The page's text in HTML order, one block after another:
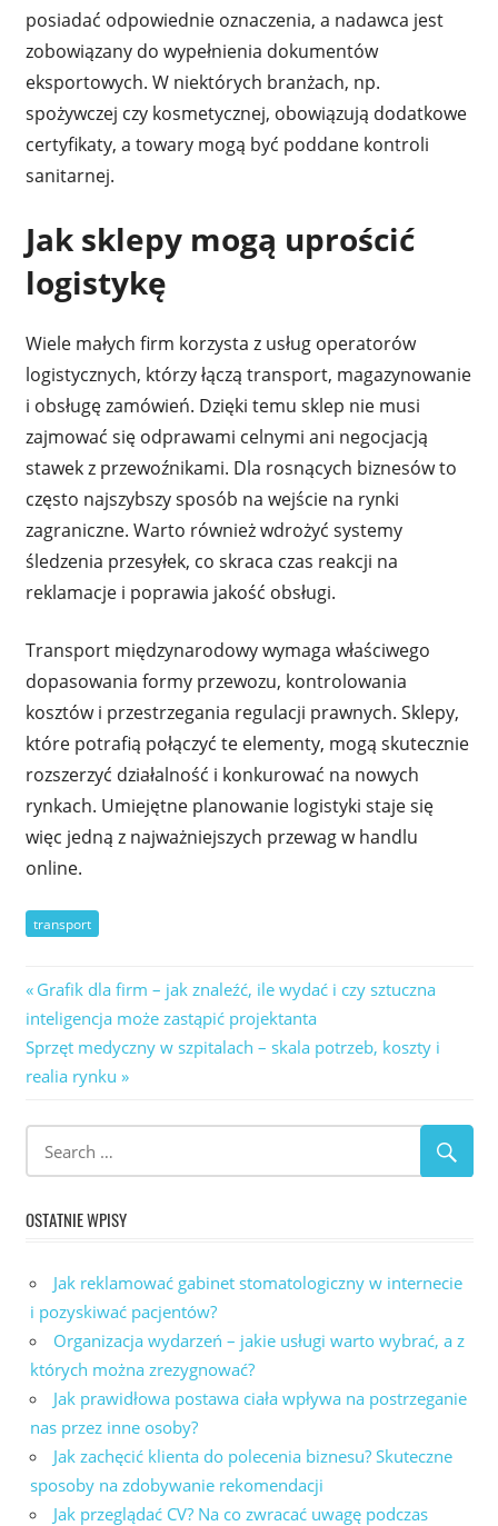
posiadać odpowiednie oznaczenia, a nadawca jest
zobowiązany do wypełnienia dokumentów
eksportowych. W niektórych branżach, np.
spożywczej czy kosmetycznej, obowiązują dodatkowe
certyfikaty, a towary mogą być poddane kontroli
sanitarnej.
Jak sklepy mogą uprościć
logistykę
Wiele małych firm korzysta z usług operatorów
logistycznych, którzy łączą transport, magazynowanie
i obsługę zamówień. Dzięki temu sklep nie musi
zajmować się odprawami celnymi ani negocjacją
stawek z przewoźnikami. Dla rosnących biznesów to
często najszybszy sposób na wejście na rynki
zagraniczne. Warto również wdrożyć systemy
śledzenia przesyłek, co skraca czas reakcji na
reklamacje i poprawia jakość obsługi.
Transport międzynarodowy wymaga właściwego
dopasowania formy przewozu, kontrolowania
kosztów i przestrzegania regulacji prawnych. Sklepy,
które potrafią połączyć te elementy, mogą skutecznie
rozszerzyć działalność i konkurować na nowych
rynkach. Umiejętne planowanie logistyki staje się
więc jedną z najważniejszych przewag w handlu
online.
transport
Nawigacja
wpisu
Previous
Post:
Grafik dla firm – jak znaleźć, ile wydać i czy sztuczna
inteligencja może zastąpić projektanta
Next
Post:
Sprzęt medyczny w szpitalach – skala potrzeb, koszty i
realia rynku
OSTATNIE WPISY
Jak reklamować gabinet stomatologiczny w internecie
i pozyskiwać pacjentów?
Organizacja wydarzeń – jakie usługi warto wybrać, a z
których można zrezygnować?
Jak prawidłowa postawa ciała wpływa na postrzeganie
nas przez inne osoby?
Jak zachęcić klienta do polecenia biznesu? Skuteczne
sposoby na zdobywanie rekomendacji
Jak przeglądać CV? Na co zwracać uwagę podczas